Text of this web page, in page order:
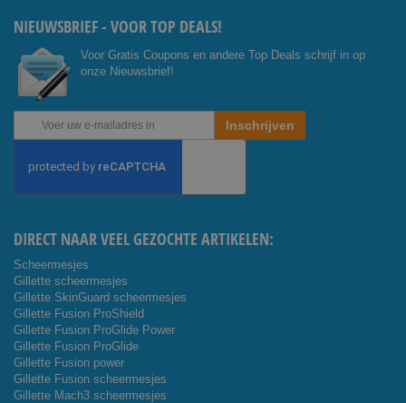
NIEUWSBRIEF - VOOR TOP DEALS!
Voor Gratis Coupons en andere Top Deals schrijf in op
onze Nieuwsbrief!
Abonneer
onze
Inschrijven
DIRECT NAAR VEEL GEZOCHTE ARTIKELEN:
Scheermesjes
Gillette scheermesjes
Gillette SkinGuard scheermesjes
Gillette Fusion ProShield
Gillette Fusion ProGlide Power
Gillette Fusion ProGlide
Gillette Fusion power
Gillette Fusion scheermesjes
Gillette Mach3 scheermesjes